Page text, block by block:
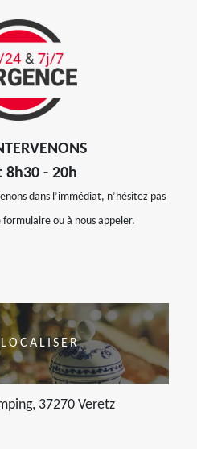
- 20h
dans l’immédiat, n’hésitez pas
ou à nous appeler.
37270 Veretz